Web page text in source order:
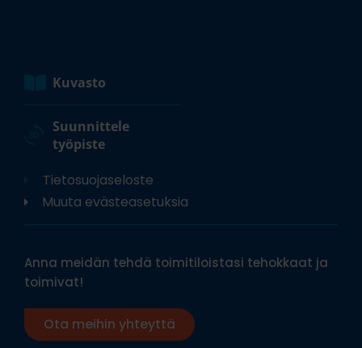
Kuvasto
Suunnittele
työpiste
Tietosuojaseloste
Muuta evästeasetuksia
Anna meidän tehdä toimitiloistasi tehokkaat ja
toimivat!
Ota meihin yhteyttä